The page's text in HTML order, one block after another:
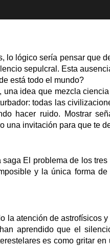
lo lógico sería pensar que
sepulcral. Esta
está todo el mundo?
idea que mezcla
todas las
hacer ruido. Mostrar
una invitación para que te
El problema de los
y la única forma
la atención de astrofísicos
aprendido que el
es como gritar